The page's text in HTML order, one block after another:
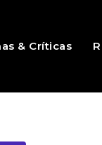
& Críticas